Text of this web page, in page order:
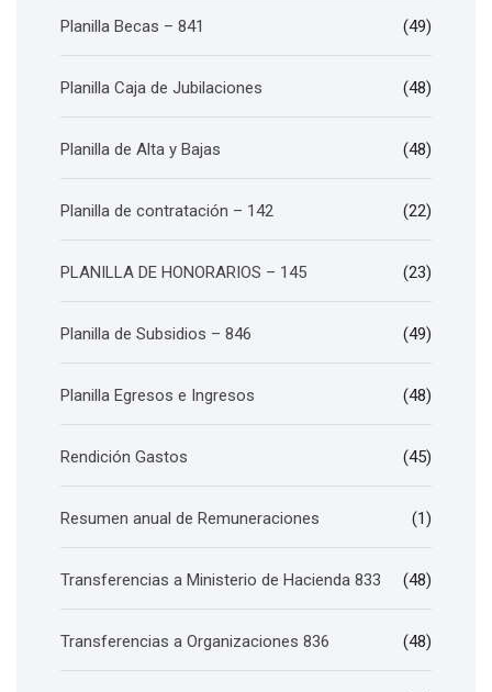
Planilla Becas – 841 (49)
Planilla Caja de Jubilaciones (48)
Planilla de Alta y Bajas (48)
Planilla de contratación – 142 (22)
PLANILLA DE HONORARIOS – 145 (23)
Planilla de Subsidios – 846 (49)
Planilla Egresos e Ingresos (48)
Rendición Gastos (45)
Resumen anual de Remuneraciones (1)
Transferencias a Ministerio de Hacienda 833 (48)
Transferencias a Organizaciones 836 (48)